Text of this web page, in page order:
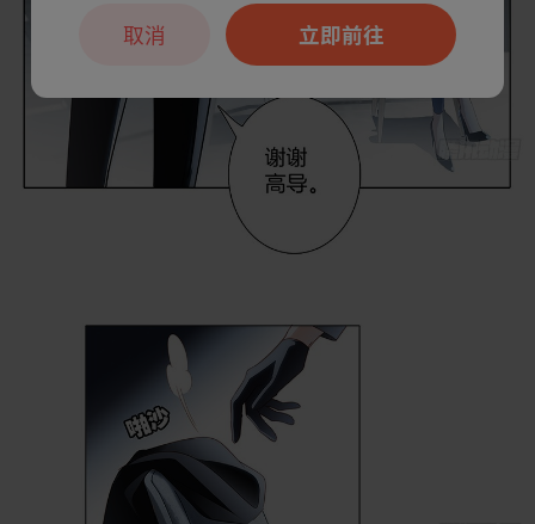
立即前往
取消